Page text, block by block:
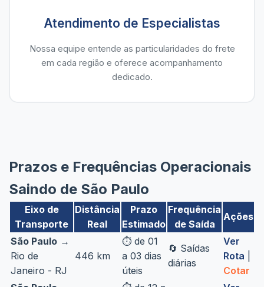
Atendimento de Especialistas
Nossa equipe entende as particularidades do frete
em cada região e oferece acompanhamento
dedicado.
Prazos e Frequências Operacionais
Saindo de São Paulo
Eixo de
Transporte
Distância
Real
Prazo
Estimado
Frequência
de Saída
Ações
São Paulo →
Rio de
Janeiro - RJ
446 km
⏱️ de 01
a 03 dias
úteis
🔄 Saídas
diárias
Ver
Rota
Cotar